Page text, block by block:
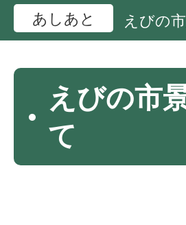
あしあと
えびの
えびの市
て